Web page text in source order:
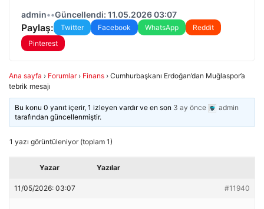
admin••Güncellendi: 11.05.2026 03:07
Paylaş: Twitter Facebook WhatsApp
Reddit
Pinterest
Ana sayfa › Forumlar › Finans › Cumhurbaşkanı Erdoğan’dan Muğlaspor’a
tebrik mesajı
Bu konu 0 yanıt içerir, 1 izleyen vardır ve en son 3 ay önce
admin
tarafından güncellenmiştir.
1 yazı görüntüleniyor (toplam 1)
Yazar Yazılar
11/05/2026: 03:07 #11940